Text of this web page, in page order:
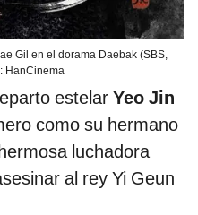
Gil en el dorama Daebak (SBS,
HanCinema
estelar Yeo Jin
como su hermano
luchadora
al rey Yi Geun